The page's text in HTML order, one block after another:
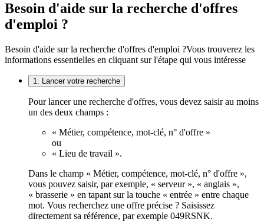
Besoin d'aide sur la recherche d'offres
d'emploi ?
Besoin d'aide sur la recherche d'offres d'emploi ?Vous trouverez les
informations essentielles en cliquant sur l'étape qui vous intéresse
1. Lancer votre recherche
Pour lancer une recherche d'offres, vous devez saisir au moins
un des deux champs :
« Métier, compétence, mot-clé, n° d'offre »
ou
« Lieu de travail ».
Dans le champ « Métier, compétence, mot-clé, n° d'offre »,
vous pouvez saisir, par exemple, « serveur », « anglais »,
« brasserie » en tapant sur la touche « entrée » entre chaque
mot. Vous recherchez une offre précise ? Saisissez
directement sa référence, par exemple 049RSNK.